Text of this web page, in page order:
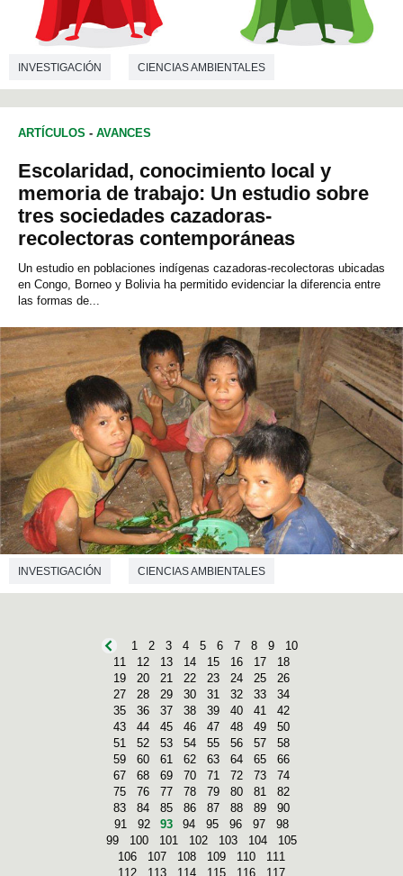
INVESTIGACIÓN CIENCIAS AMBIENTALES
ARTÍCULOS - AVANCES
Escolaridad, conocimiento local y
memoria de trabajo: Un estudio sobre
tres sociedades cazadoras-
recolectoras contemporáneas
Un estudio en poblaciones indígenas cazadoras-recolectoras ubicadas
en Congo, Borneo y Bolivia ha permitido evidenciar la diferencia entre
las formas de...
INVESTIGACIÓN CIENCIAS AMBIENTALES
1 2 3 4 5 6 7 8 9
10
11
12 13 14 15 16 17
18
19
20 21 22 23 24 25
26
27
28 29 30 31 32 33
34
35
36 37 38 39 40 41
42
43
44 45 46 47 48 49
50
51
52 53 54 55 56 57
58
59
60 61 62 63 64 65
66
67
68 69 70 71 72 73
74
75
76 77 78 79 80 81
82
83
84 85 86 87 88 89
90
91
92 93 94 95 96 97
98
99
100 101 102 103 104
105
106
107 108 109 110
111
112
113 114 115 116
117